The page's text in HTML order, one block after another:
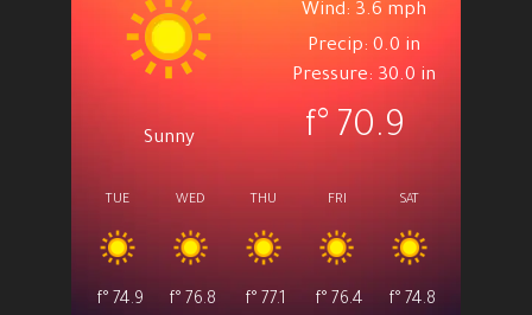
Sunny
Wind: 3.6 mph
Precip: 0.0 in
Pressure: 30.0 in
70.9
°f
TUE
74.9
°f
WED
76.8
°f
THU
77.1
°f
FRI
76.4
°f
SAT
74.8
°f